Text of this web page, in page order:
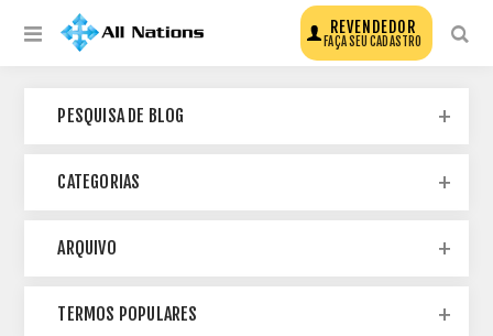
REVENDEDOR
FAÇA SEU CADASTRO
PESQUISA DE BLOG
CATEGORIAS
ARQUIVO
TERMOS POPULARES